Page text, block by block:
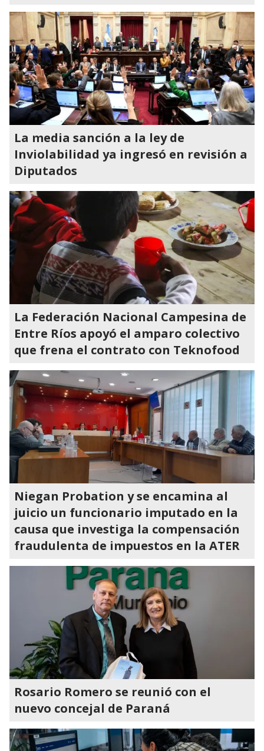
La media sanción a la ley de
Inviolabilidad ya ingresó en revisión a
Diputados
La Federación Nacional Campesina de
Entre Ríos apoyó el amparo colectivo
que frena el contrato con Teknofood
Niegan Probation y se encamina al
juicio un funcionario imputado en la
causa que investiga la compensación
fraudulenta de impuestos en la ATER
Rosario Romero se reunió con el
nuevo concejal de Paraná